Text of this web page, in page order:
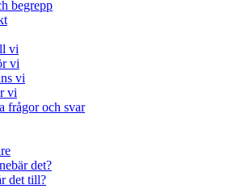
begrepp
vi
vi
vi
vi
frågor och svar
det?
det till?